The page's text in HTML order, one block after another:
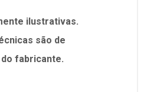
ilustrativas.
são de
fabricante.